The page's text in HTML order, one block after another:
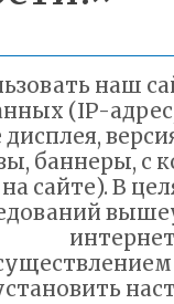
наш
(IP-
баннеры, с
сайте). В